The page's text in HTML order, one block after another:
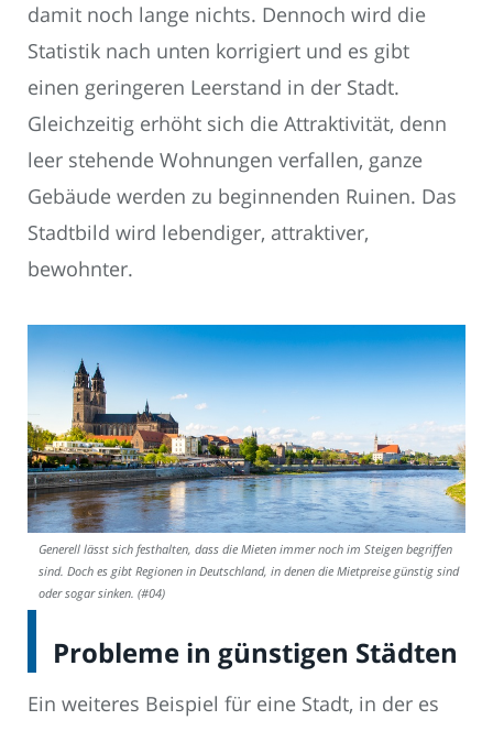
damit noch lange nichts. Dennoch wird die
Statistik nach unten korrigiert und es gibt
einen geringeren Leerstand in der Stadt.
Gleichzeitig erhöht sich die Attraktivität, denn
leer stehende Wohnungen verfallen, ganze
Gebäude werden zu beginnenden Ruinen. Das
Stadtbild wird lebendiger, attraktiver,
bewohnter.
Generell lässt sich festhalten, dass die Mieten immer noch im Steigen begriffen
sind. Doch es gibt Regionen in Deutschland, in denen die Mietpreise günstig sind
oder sogar sinken. (#04)
Probleme in günstigen Städten
Ein weiteres Beispiel für eine Stadt, in der es